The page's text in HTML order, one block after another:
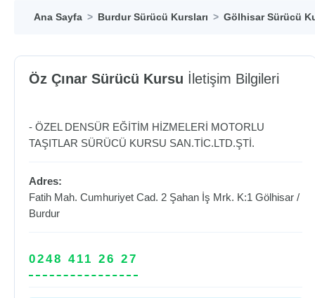
Ana Sayfa Burdur Sürücü Kursları Gölhisar Sürücü
Öz Çınar Sürücü Kursu İletişim Bilgileri
- ÖZEL DENSÜR EĞİTİM HİZMELERİ MOTORLU
TAŞITLAR SÜRÜCÜ KURSU SAN.TİC.LTD.ŞTİ.
Adres:
Fatih Mah. Cumhuriyet Cad. 2 Şahan İş Mrk. K:1 Gölhisar /
Burdur
0248 411 26 27